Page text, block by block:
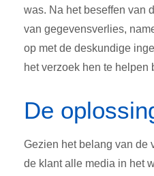
was. Na het beseffen van
van gegevensverlies,
op metde deskundige
het verzoek hen te helpen
De
Gezien het belang van de
de klant alle media in het